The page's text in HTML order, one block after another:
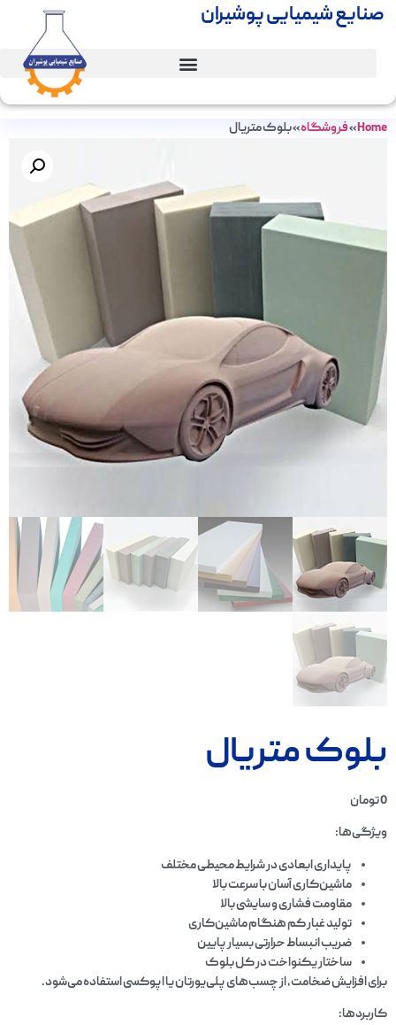
صنایع شیمیایی پوشیران
Home
»فروشگاه»بلوک متریال
بلوک متریال
0تومان
ویژگی‌ها:
پایداری ابعادی در شرایط محیطی مختلف
ماشین‌کاری آسان با سرعت بالا
مقاومت فشاری و سایشی بالا
تولید غبار کم هنگام ماشین‌کاری
ضریب انبساط حرارتی بسیار پایین
ساختار یکنواخت در کل بلوک
برای افزایش ضخامت، از چسب‌های پلی‌یورتان یا اپوکسی استفاده می‌شود.
کاربردها: